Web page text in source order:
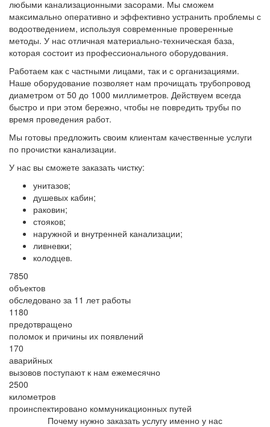
любыми канализационными засорами. Мы сможем
максимально оперативно и эффективно устранить проблемы с
водоотведением, используя современные проверенные
методы. У нас отличная материально-техническая база,
которая состоит из профессионального оборудования.
Работаем как с частными лицами, так и с организациями.
Наше оборудование позволяет нам прочищать трубопровод
диаметром от 50 до 1000 миллиметров. Действуем всегда
быстро и при этом бережно, чтобы не повредить трубы по
время проведения работ.
Мы готовы предложить своим клиентам качественные услуги
по прочистки канализации.
У нас вы сможете заказать чистку:
унитазов;
душевых кабин;
раковин;
стояков;
наружной и внутренней канализации;
ливневки;
колодцев.
7850
объектов
обследовано за 11 лет работы
1180
предотвращено
поломок и причины их появлений
170
аварийных
вызовов поступают к нам ежемесячно
2500
километров
проинспектировано коммуникационных путей
Почему нужно заказать услугу именно у нас